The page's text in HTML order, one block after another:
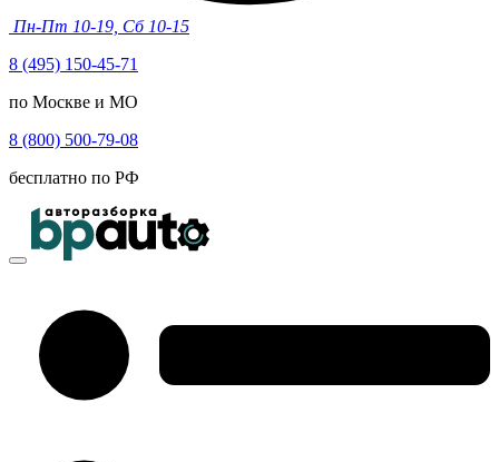
Пн-Пт 10-19, Сб 10-15
8 (495) 150-45-71
по Москве и МО
8 (800) 500-79-08
бесплатно по РФ